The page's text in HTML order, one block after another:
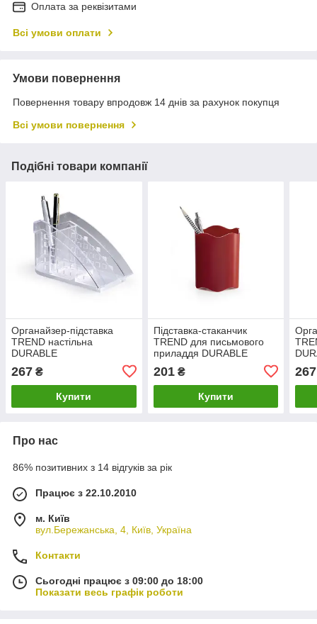
Оплата за реквізитами
Всі умови оплати
Умови повернення
Повернення товару впродовж 14 днів за рахунок покупця
Всі умови повернення
Подібні товари компанії
Органайзер-підставка
TREND настільна
DURABLE
267 ₴
Купити
Підставка-стаканчик
TREND для письмового
приладдя DURABLE
201₴
Купити
267
Про нас
86% позитивних з 14 відгуків за рік
Працює з 22.10.2010
м. Київ
вул.Бережанська, 4, Київ, Україна
Контакти
Сьогодні працює з 09:00 до 18:00
Показати весь графік роботи